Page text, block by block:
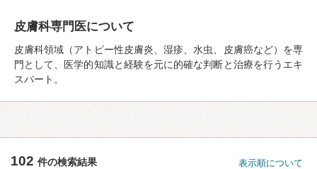
皮膚科専門医について
皮膚科領域（アトピー性皮膚炎、湿疹、水虫、皮膚癌など）を専
門として、医学的知識と経験を元に的確な判断と治療を行うエキ
スパート。
102 件の検索結果 表示順について